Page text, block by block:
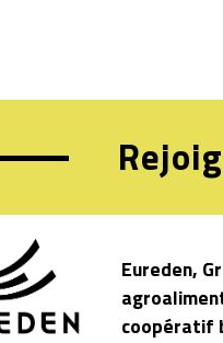
Eureden,
coopératif